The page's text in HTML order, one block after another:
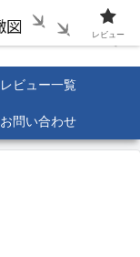
レビュー一覧
お問い合わせ
レビュー